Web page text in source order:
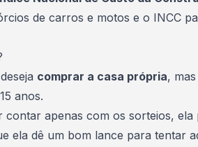
de carros e motos e o INCC
comprar a casa própria,
anos.
contar apenas com os sorteios, ela
ela dê um bom lance para tentar